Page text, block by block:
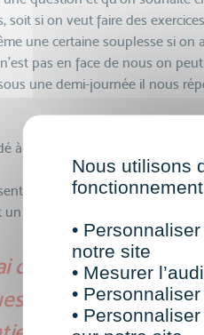
soit si on veut faire des
une certaine souplesse si on
pas en face de nous on
une demi-journée il nous
à VISIPLUS de rajouter
de l’e-learning
un bon mix qui me va très bien !
demandé à
modules, donc
Nous utilisons
•
notre site
• Mesurer
•
•